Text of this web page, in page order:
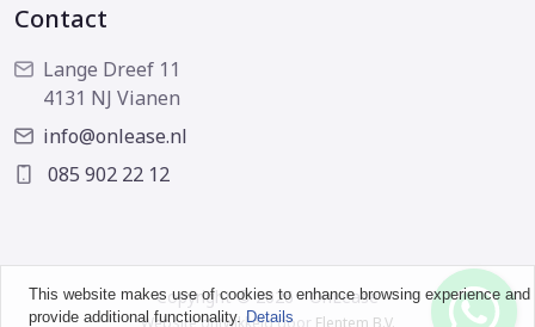
Contact
Lange Dreef 11
4131 NJ Vianen
info@onlease.nl
085 902 22 12
Copyright © 2026 - OnLease
Website ontwikkeld door Flentem B.V.
This website makes use of cookies to enhance browsing experience and
provide additional functionality. Details